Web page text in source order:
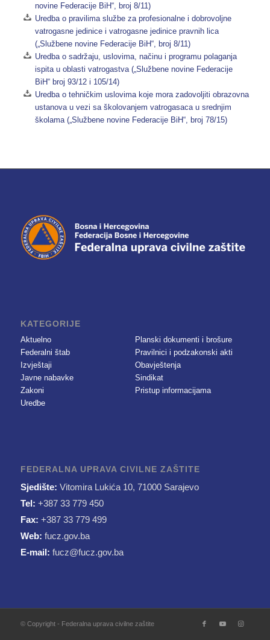
novine Federacije BiH“, broj 8/11)
Uredba o pravilima službe za profesionalne i dobrovoljne
vatrogasne jedinice i vatrogasne jedinice pravnih lica
(„Službene novine Federacije BiH“, broj 8/11)
Uredba o sadržaju, uslovima, načinu i programu polaganja
ispita u oblasti vatrogastva („Službene novine Federacije
BiH“ broj 93/12 i 105/14)
Uredba o tehničkim uslovima koje mora zadovoljiti obrazovna
ustanova u vezi sa školovanjem vatrogasaca u srednjim
školama („Službene novine Federacije BiH“, broj 78/15)
KATEGORIJE
Aktuelno
Federalni štab
Izvještaji
Javne nabavke
Zakoni
Uredbe
Planski dokumenti i brošure
Pravilnici i podzakonski akti
Obavještenja
Sindikat
Pristup informacijama
FEDERALNA UPRAVA CIVILNE ZAŠTITE
Sjedište: Vitomira Lukića 10, 71000 Sarajevo
Tel: +387 33 779 450
Fax: +387 33 779 499
Web: fucz.gov.ba
E-mail: fucz@fucz.gov.ba
© Copyright - Federalna uprava civilne zaštite